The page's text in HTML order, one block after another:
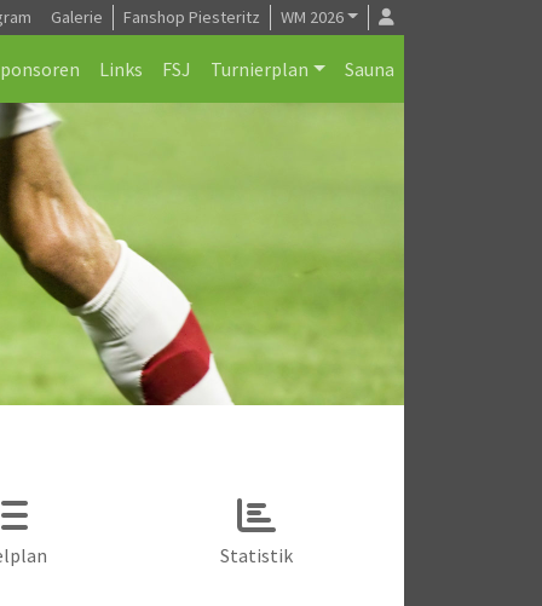
Galerie Fanshop Piesteritz WM 2026
Links FSJ Turnierplan Sauna
Statistik